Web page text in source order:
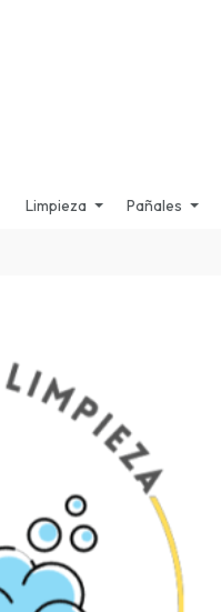
Limpieza Pañales